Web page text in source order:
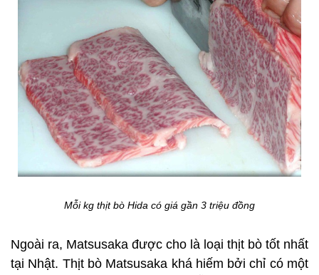
Mỗi kg thịt bò Hida có giá gần 3 triệu đồng
Ngoài ra, Matsusaka được cho là loại thịt bò tốt nhất
tại Nhật. Thịt bò Matsusaka khá hiếm bởi chỉ có một